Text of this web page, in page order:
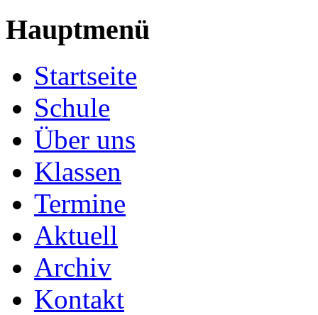
Hauptmenü
Startseite
Schule
Über uns
Klassen
Termine
Aktuell
Archiv
Kontakt